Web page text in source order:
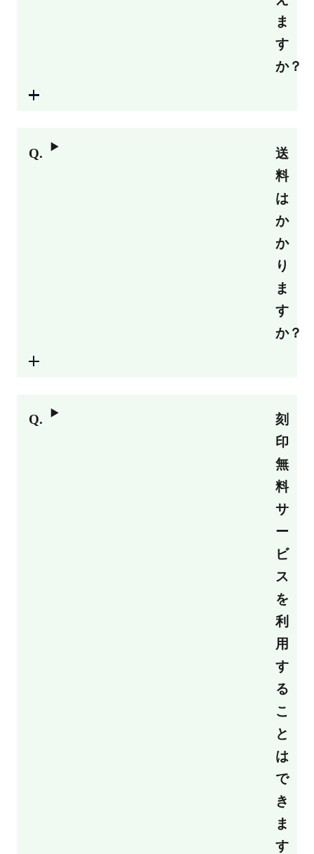
ま
す
か？
送
料
は
か
か
り
ま
す
か？
刻
印
無
料
サ
ー
ビ
ス
を
利
用
す
る
こ
と
は
で
き
ま
す